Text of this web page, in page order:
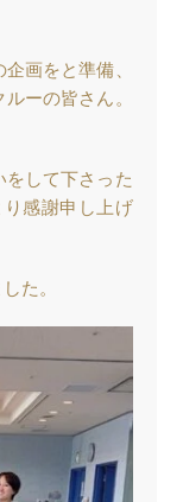
画をと準備、
ーの皆さん。
して下さった
感謝申し上げ
た。